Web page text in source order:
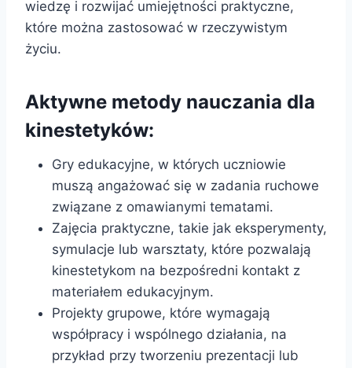
wiedzę i rozwijać umiejętności praktyczne,
które można zastosować w rzeczywistym
życiu.
Aktywne metody nauczania dla
kinestetyków:
Gry edukacyjne, w których uczniowie
muszą angażować się w zadania ruchowe
związane z omawianymi tematami.
Zajęcia praktyczne, takie jak eksperymenty,
symulacje lub warsztaty, które pozwalają
kinestetykom na bezpośredni kontakt z
materiałem edukacyjnym.
Projekty grupowe, które wymagają
współpracy i wspólnego działania, na
przykład przy tworzeniu prezentacji lub